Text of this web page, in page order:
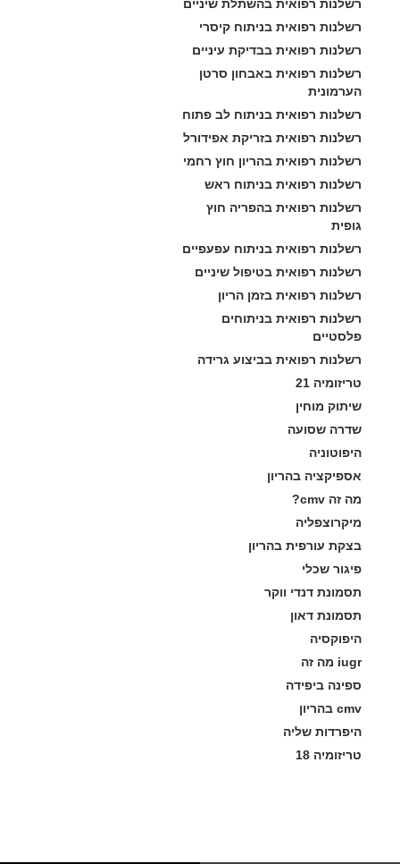
רשלנות רפואית בהשתלת שיניים
רשלנות רפואית בניתוח קיסרי
רשלנות רפואית בבדיקת עיניים
רשלנות רפואית באבחון סרטן
הערמונית
רשלנות רפואית בניתוח לב פתוח
רשלנות רפואית בזריקת אפידורל
רשלנות רפואית בהריון חוץ רחמי
רשלנות רפואית בניתוח ראש
רשלנות רפואית בהפריה חוץ
גופית
רשלנות רפואית בניתוח עפעפיים
רשלנות רפואית בטיפול שיניים
רשלנות רפואית בזמן הריון
רשלנות רפואית בניתוחים
פלסטיים
רשלנות רפואית בביצוע גרידה
טריזומיה 21
שיתוק מוחין
שדרה שסועה
היפוטוניה
אספיקציה בהריון
מה זה cmv?
מיקרוצפליה
בצקת עורפית בהריון
פיגור שכלי
תסמונת דנדי ווקר
תסמונת דאון
היפוקסיה
iugr מה זה
ספינה ביפידה
cmv בהריון
היפרדות שליה
טריזומיה 18